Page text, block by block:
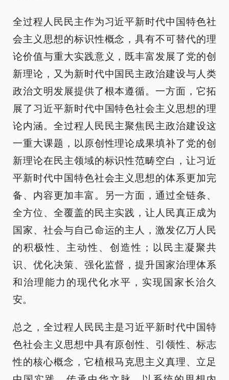
全过程人民民主作为习近平新时代中国特色社
会主义思想的标识性概念，具有不可替代的理
论价值与重大实践意义，既丰富发展了党的创
新理论，又为新时代中国民主政治建设与人类
政治文明发展提供了根本遵循。一方面，它拓
展了习近平新时代中国特色社会主义思想的理
论内涵。全过程人民民主聚焦民主政治建设这
一重大课题，以原创性理论成果填补了党的创
新理论在民主领域的标识性范畴空白，让习近
平新时代中国特色社会主义思想的体系更加完
备、内容更加丰富。另一方面，通过全链条、
全方位、全覆盖的民主实践，让人民真正成为
国家、社会与自己命运的主人，激发亿万人民
的积极性、主动性、创造性；以民主凝聚共
识、优化决策、强化监督，提升国家治理体系
和治理能力的现代化水平，实现国家长治久
安。
总之，全过程人民民主是习近平新时代中国特
色社会主义思想中具有原创性、引领性、标志
性的核心概念，它植根马克思主义真理、立足